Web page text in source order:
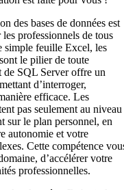
des bases de données est
professionnels de tous
simple feuille Excel, les
le pilier de toute
de SQL Server offre un
d’interroger,
efficace. Les
pas seulement au niveau
sur le plan personnel, en
autonomie et votre
Cette compétence
d’accélérer votre
professionnelles.